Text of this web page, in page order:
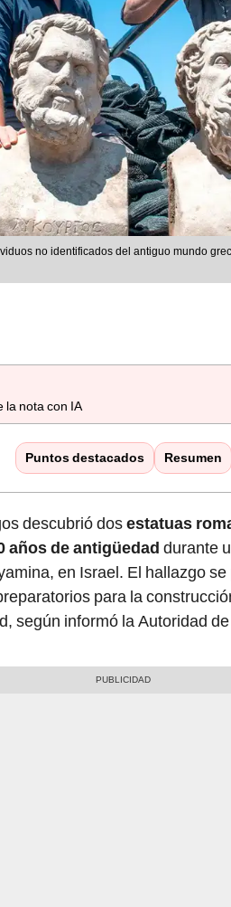
no identificados del antiguo mundo
la nota con IA
Puntos destacados Resumen
descubrió dosestatuas
años de antigüedad durante
en Israel. El hallazgo
para la
según informó la Autoridad